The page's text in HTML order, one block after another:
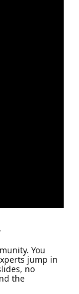
You
jump in
no
the